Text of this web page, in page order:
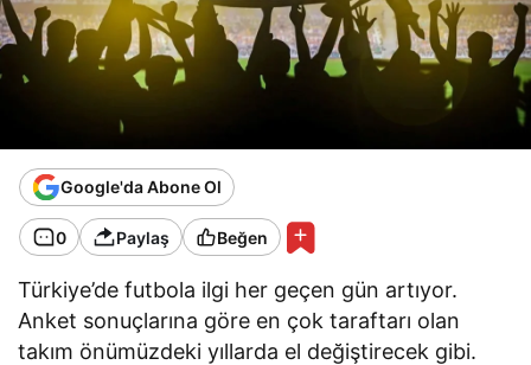
Google'da Abone Ol
0 Paylaş Beğen
Türkiye’de futbola ilgi her geçen gün artıyor.
Anket sonuçlarına göre en çok taraftarı olan
takım önümüzdeki yıllarda el değiştirecek gibi.